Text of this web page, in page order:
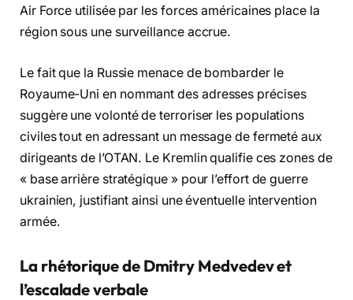
Air Force utilisée par les forces américaines place la
région sous une surveillance accrue.
Le fait que la Russie menace de bombarder le
Royaume-Uni en nommant des adresses précises
suggère une volonté de terroriser les populations
civiles tout en adressant un message de fermeté aux
dirigeants de l’OTAN. Le Kremlin qualifie ces zones de
« base arrière stratégique » pour l’effort de guerre
ukrainien, justifiant ainsi une éventuelle intervention
armée.
La rhétorique de Dmitry Medvedev et
l’escalade verbale